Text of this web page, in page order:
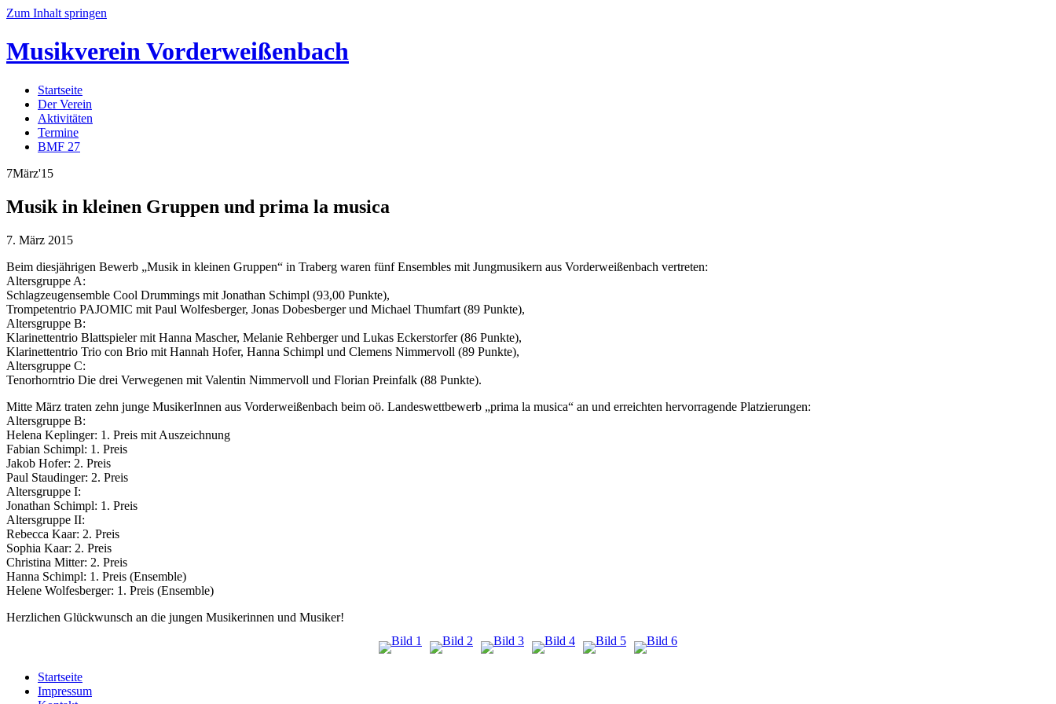
Zum Inhalt springen
MusikvereinVorderweißenbach
Startseite
Der Verein
Aktivitäten
Termine
BMF 27
7März'15
Musik in kleinen Gruppen und prima la musica
7. März 2015
Beim diesjährigen Bewerb „Musik in kleinen Gruppen“ in Traberg waren fünf Ensembles mit Jungmusikern aus Vorderweißenbach vertreten:
Altersgruppe A:
Schlagzeugensemble Cool Drummings mit Jonathan Schimpl (93,00 Punkte),
Trompetentrio PAJOMIC mit Paul Wolfesberger, Jonas Dobesberger und Michael Thumfart (89 Punkte),
Altersgruppe B:
Klarinettentrio Blattspieler mit Hanna Mascher, Melanie Rehberger und Lukas Eckerstorfer (86 Punkte),
Klarinettentrio Trio con Brio mit Hannah Hofer, Hanna Schimpl und Clemens Nimmervoll (89 Punkte),
Altersgruppe C:
Tenorhorntrio Die drei Verwegenen mit Valentin Nimmervoll und Florian Preinfalk (88 Punkte).
Mitte März traten zehn junge MusikerInnen aus Vorderweißenbach beim oö. Landeswettbewerb „prima la musica“ an und erreichten hervorragende Platzierungen:
Altersgruppe B:
Helena Keplinger: 1. Preis mit Auszeichnung
Fabian Schimpl: 1. Preis
Jakob Hofer: 2. Preis
Paul Staudinger: 2. Preis
Altersgruppe I:
Jonathan Schimpl: 1. Preis
Altersgruppe II:
Rebecca Kaar: 2. Preis
Sophia Kaar: 2. Preis
Christina Mitter: 2. Preis
Hanna Schimpl: 1. Preis (Ensemble)
Helene Wolfesberger: 1. Preis (Ensemble)
Herzlichen Glückwunsch an die jungen Musikerinnen und Musiker!
Startseite
Impressum